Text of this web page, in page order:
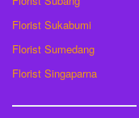
Florist Sukabumi
Florist Sumedang
Florist Singaparna